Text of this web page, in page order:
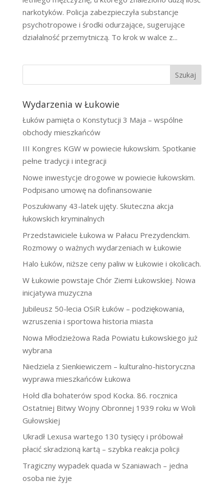
narkotyków. Policja zabezpieczyła substancje
psychotropowe i środki odurzające, sugerujące
działalność przemytniczą. To krok w walce z...
Szukaj
Wydarzenia w Łukowie
Łuków pamięta o Konstytucji 3 Maja – wspólne
obchody mieszkańców
III Kongres KGW w powiecie łukowskim. Spotkanie
pełne tradycji i integracji
Nowe inwestycje drogowe w powiecie łukowskim.
Podpisano umowę na dofinansowanie
Poszukiwany 43-latek ujęty. Skuteczna akcja
łukowskich kryminalnych
Przedstawiciele Łukowa w Pałacu Prezydenckim.
Rozmowy o ważnych wydarzeniach w Łukowie
Halo Łuków, niższe ceny paliw w Łukowie i okolicach.
W Łukowie powstaje Chór Ziemi Łukowskiej. Nowa
inicjatywa muzyczna
Jubileusz 50-lecia OSiR Łuków – podziękowania,
wzruszenia i sportowa historia miasta
Nowa Młodzieżowa Rada Powiatu Łukowskiego już
wybrana
Niedziela z Sienkiewiczem – kulturalno-historyczna
wyprawa mieszkańców Łukowa
Hołd dla bohaterów spod Kocka. 86. rocznica
Ostatniej Bitwy Wojny Obronnej 1939 roku w Woli
Gułowskiej
Ukradł Lexusa wartego 130 tysięcy i próbował
płacić skradzioną kartą – szybka reakcja policji
Tragiczny wypadek quada w Szaniawach – jedna
osoba nie żyje